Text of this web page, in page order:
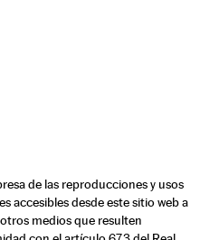
de las reproducciones y usos
accesibles desde este sitio web a
medios que resulten